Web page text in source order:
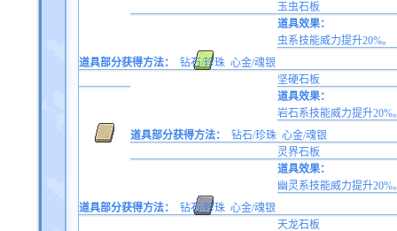
玉虫石板
道具效果：
虫系技能威力提升20%。
道具部分获得方法：
钻石/珍珠 心金/魂银
坚硬石板
道具效果：
岩石系技能威力提升20%
道具部分获得方法：
钻石/珍珠 心金/魂银
灵界石板
道具效果：
幽灵系技能威力提升20%
道具部分获得方法：
钻石/珍珠 心金/魂银
天龙石板